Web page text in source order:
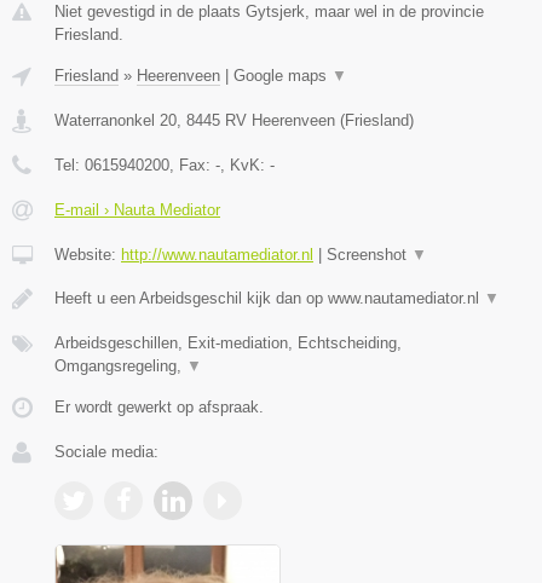
Niet gevestigd in de plaats Gytsjerk, maar wel in de provincie
Friesland.
Friesland » Heerenveen Google maps ▼
Waterranonkel 20 8445 RV Heerenveen (Friesland)
Tel: 0615940200 , Fax: - , KvK: -
E-mail › Nauta Mediator
Website: http://www.nautamediator.nl Screenshot ▼
Heeft u een Arbeidsgeschil kijk dan op www.nautamediator.nl ▼
Arbeidsgeschillen, Exit-mediation, Echtscheiding,
Omgangsregeling,
▼
Er wordt gewerkt op afspraak.
Sociale media: